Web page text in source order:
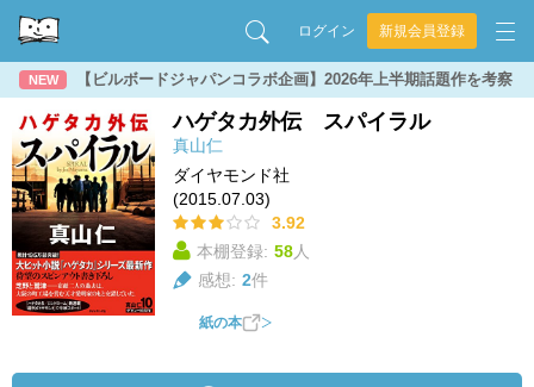
ログイン 新規会員登録
NEW 【ビルボードジャパンコラボ企画】2026年上半期話題作を考察
ハゲタカ外伝 スパイラル
真山仁
ダイヤモンド社
(2015.07.03)
3.92
本棚登録: 58人
感想: 2件
紙の本